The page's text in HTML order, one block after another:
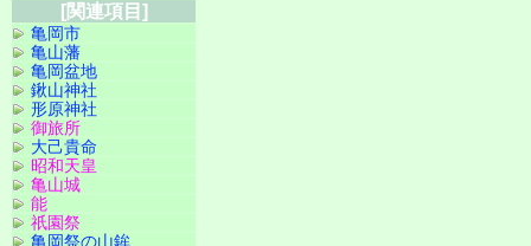
[関連項目]
亀岡市
亀山藩
亀岡盆地
鍬山神社
形原神社
御旅所
大己貴命
昭和天皇
亀山城
能
祇園祭
亀岡祭の山鉾